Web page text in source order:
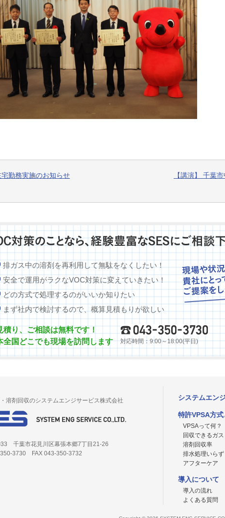
宅勤務実施のお知らせ
【講演】 千葉
排ガス中の溶剤を再利用して無駄をなくしたい！
安全で運用がラクなVOC対策に変えていきたい！
どの方式で処理するのがいいか知りたい
まず社内で検討するので、概算見積もりが欲しい
積り、ご相談は無料です！
全国どこでも現場を訪問します
対応時間：9:00～18:00(平日)
溶剤回収のシステムエンジサービス株式会社
千葉市花見川区幕張本郷7丁目21-26
3730 FAX 043-350-3732
システムエン
特許VPSA方式
VPSAって何？
回収できるガス
溶剤回収率
排水処理いらず
アフターケア
導入について
導入の流れ
よくある質問